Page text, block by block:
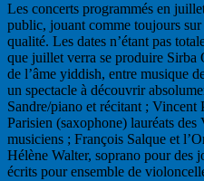
Les concerts programmés en
public, jouant comme toujours
qualité. Les dates n’étant pas
que juillet verra se produire
de l’âme yiddish, entre musique
un spectacle à découvrir
Sandre/piano et récitant ; Vincent
Parisien (saxophone) lauréats
musiciens ; François Salque et
Hélène Walter, soprano pour des
écrits pour ensemble de